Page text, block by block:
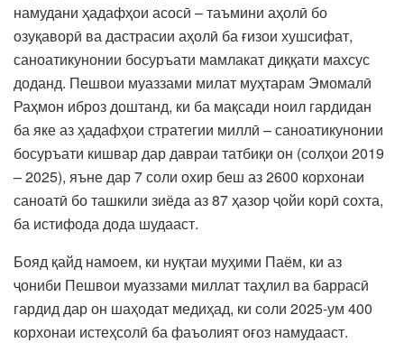
намудани ҳадафҳои асосӣ – таъмини аҳолӣ бо
озуқаворӣ ва дастрасии аҳолӣ ба ғизои хушсифат,
саноатикунонии босуръати мамлакат диққати махсус
доданд. Пешвои муаззами милат муҳтарам Эмомалӣ
Раҳмон иброз доштанд, ки ба мақсади ноил гардидан
ба яке аз ҳадафҳои стратегии миллӣ – саноатикунонии
босуръати кишвар дар давраи татбиқи он (солҳои 2019
– 2025), яъне дар 7 соли охир беш аз 2600 корхонаи
саноатӣ бо ташкили зиёда аз 87 ҳазор ҷойи корӣ сохта,
ба истифода дода шудааст.
Бояд қайд намоем, ки нуқтаи муҳими Паём, ки аз
ҷониби Пешвои муаззами миллат таҳлил ва баррасӣ
гардид дар он шаҳодат медиҳад, ки соли 2025-ум 400
корхонаи истеҳсолӣ ба фаъолият оғоз намудааст.